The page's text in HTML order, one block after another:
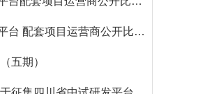
配套项目运营商公开比选公告
五期）